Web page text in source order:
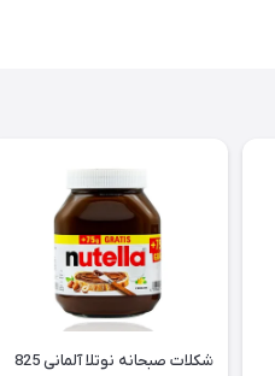
شکلات صبحانه نوتلا آلمانی 825